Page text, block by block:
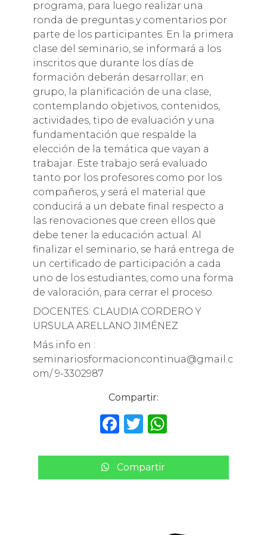
programa, para luego realizar una
ronda de preguntas y comentarios por
parte de los participantes. En la primera
clase del seminario, se informará a los
inscritos que durante los días de
formación deberán desarrollar; en
grupo, la planificación de una clase,
contemplando objetivos, contenidos,
actividades, tipo de evaluación y una
fundamentación que respalde la
elección de la temática que vayan a
trabajar. Este trabajo será evaluado
tanto por los profesores como por los
compañeros, y será el material que
conducirá a un debate final respecto a
las renovaciones que creen ellos que
debe tener la educación actual. Al
finalizar el seminario, se hará entrega de
un certificado de participación a cada
uno de los estudiantes, como una forma
de valoración, para cerrar el proceso.
DOCENTES: CLAUDIA CORDERO Y
URSULA ARELLANO JIMÉNEZ
Más info en :
seminariosformacioncontinua@gmail.c
om/ 9-3302987
Compartir:
F
c
e
T
it
te
W
a
ts
Compartir